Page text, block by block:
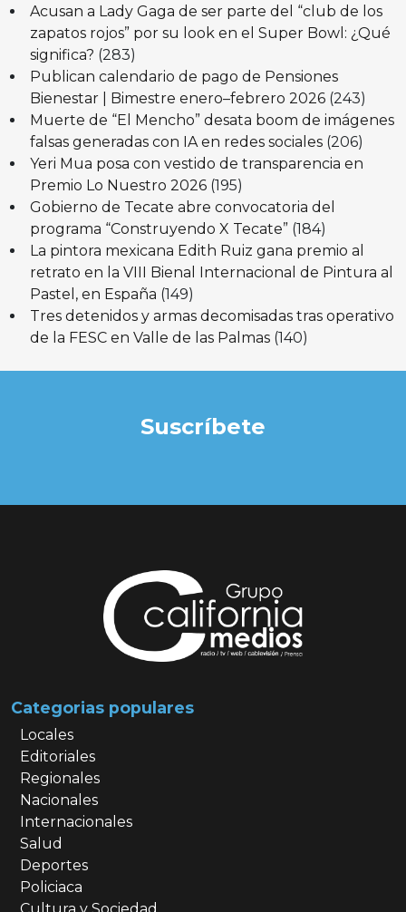
Acusan a Lady Gaga de ser parte del “club de los
zapatos rojos” por su look en el Super Bowl: ¿Qué
significa? (283)
Publican calendario de pago de Pensiones
Bienestar | Bimestre enero–febrero 2026 (243)
Muerte de “El Mencho” desata boom de imágenes
falsas generadas con IA en redes sociales (206)
Yeri Mua posa con vestido de transparencia en
Premio Lo Nuestro 2026 (195)
Gobierno de Tecate abre convocatoria del
programa “Construyendo X Tecate” (184)
La pintora mexicana Edith Ruiz gana premio al
retrato en la VIII Bienal Internacional de Pintura al
Pastel, en España (149)
Tres detenidos y armas decomisadas tras operativo
de la FESC en Valle de las Palmas (140)
Suscríbete
Categorias populares
Locales
Editoriales
Regionales
Nacionales
Internacionales
Salud
Deportes
Policiaca